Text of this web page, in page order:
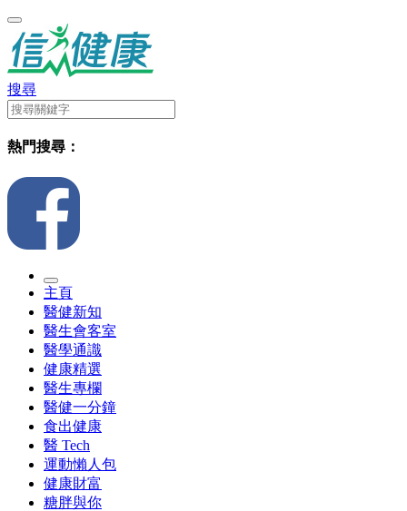
搜尋
熱門搜尋：
主頁
醫健新知
醫生會客室
醫學通識
健康精選
醫生專欄
醫健一分鐘
食出健康
醫 Tech
運動懶人包
健康財富
糖胖與你